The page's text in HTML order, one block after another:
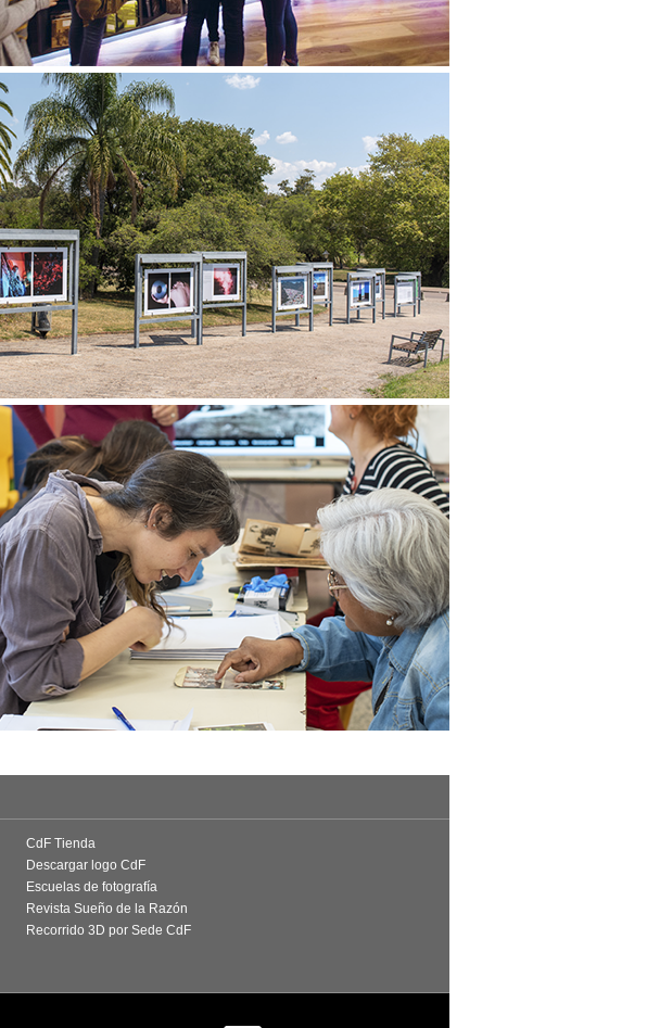
CdF Tienda
Descargar logo CdF
Escuelas de fotografía
Revista Sueño de la Razón
Recorrido 3D por Sede CdF